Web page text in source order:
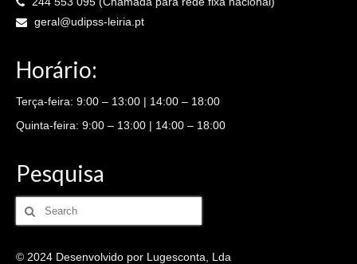
geral@udipss-leiria.pt
Horário:
Terça-feira: 9:00 – 13:00 | 14:00 – 18:00
Quinta-feira: 9:00 – 13:00 | 14:00 – 18:00
Pesquisa
Search
for:
© 2024 Desenvolvido por Lugesconta, Lda